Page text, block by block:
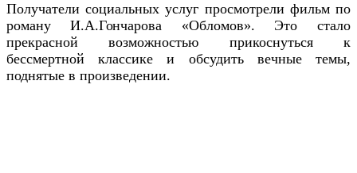
Получатели социальных услуг просмотрели фильм по
роману И.А.Гончарова «Обломов». Это стало
прекрасной возможностью прикоснуться к
бессмертной классике и обсудить вечные темы,
поднятые в произведении.